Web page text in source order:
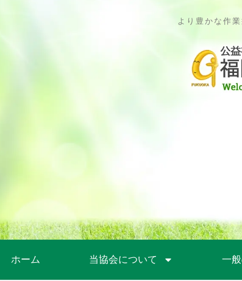
より豊かな作
ホーム 当協会について 一